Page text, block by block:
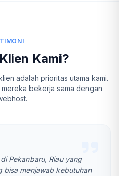
Kami?
adalah prioritas utama kami.
bekerja sama dengan
Pekanbaru, Riau yang
bisa menjawab kebutuhan